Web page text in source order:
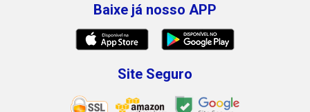
Baixe já nosso APP
Site Seguro